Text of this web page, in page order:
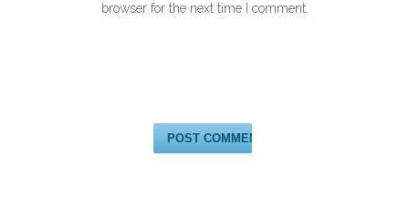
browser for the next time I comment.